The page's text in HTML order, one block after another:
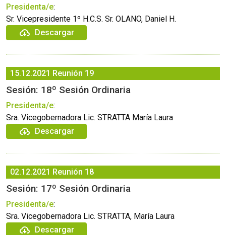
Presidenta/e:
Sr. Vicepresidente 1º H.C.S. Sr. OLANO, Daniel H.
Descargar
15.12.2021 Reunión 19
Sesión: 18º Sesión Ordinaria
Presidenta/e:
Sra. Vicegobernadora Lic. STRATTA María Laura
Descargar
02.12.2021 Reunión 18
Sesión: 17º Sesión Ordinaria
Presidenta/e:
Sra. Vicegobernadora Lic. STRATTA, María Laura
Descargar